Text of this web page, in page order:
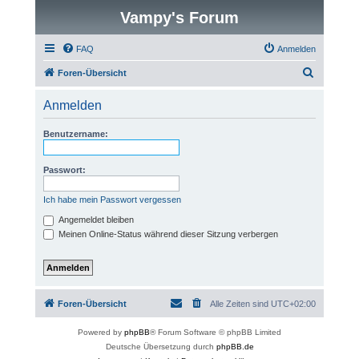
Vampy's Forum
FAQ Anmelden
Foren-Übersicht
Anmelden
Benutzername:
Passwort:
Ich habe mein Passwort vergessen
Angemeldet bleiben
Meinen Online-Status während dieser Sitzung verbergen
Foren-Übersicht Alle Zeiten sind UTC+02:00
Powered by phpBB® Forum Software © phpBB Limited
Deutsche Übersetzung durch phpBB.de